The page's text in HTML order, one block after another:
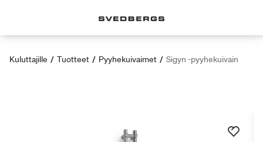
Kuluttajille / Tuotteet / Pyyhekuivaimet / Sigyn -pyyhekuivain